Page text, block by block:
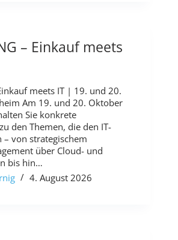
– Einkauf meets
meets IT | 19. und 20.
Am 19. und 20. Oktober
Sie konkrete
den Themen, die den IT-
– von strategischem
über Cloud- und
bis hin…
4. August 2026